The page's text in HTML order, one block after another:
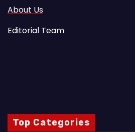
About Us
Editorial Team
Top Categories